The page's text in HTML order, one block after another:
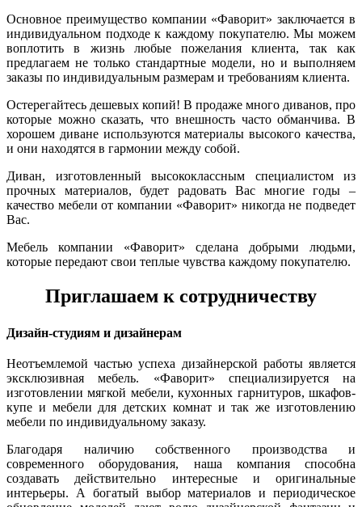
Основное преимущество компании «Фаворит» заключается в
индивидуальном подходе к каждому покупателю. Мы можем
воплотить в жизнь любые пожелания клиента, так как
предлагаем не только стандартные модели, но и выполняем
заказы по индивидуальным размерам и требованиям клиента.
Остерегайтесь дешевых копий! В продаже много диванов, про
которые можно сказать, что внешность часто обманчива. В
хорошем диване используются материалы высокого качества,
и они находятся в гармонии между собой.
Диван, изготовленный высококлассным специалистом из
прочных материалов, будет радовать Вас многие годы –
качество мебели от компании «Фаворит» никогда не подведет
Вас.
Мебель компании «Фаворит» сделана добрыми людьми,
которые передают свои теплые чувства каждому покупателю.
Приглашаем к сотрудничеству
Дизайн-студиям и дизайнерам
Неотъемлемой частью успеха дизайнерской работы является
эксклюзивная мебель. «Фаворит» специализируется на
изготовлении мягкой мебели, кухонных гарнитуров, шкафов-
купе и мебели для детских комнат и так же изготовлению
мебели по индивидуальному заказу.
Благодаря наличию собственного производства и
современного оборудования, наша компания способна
создавать действительно интересные и оригинальные
интерьеры. А богатый выбор материалов и периодическое